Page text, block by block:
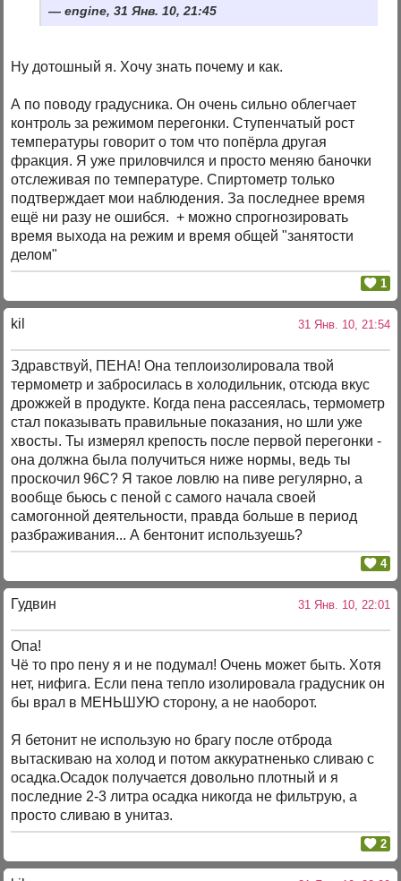
engine, 31 Янв. 10, 21:45
Ну дотошный я. Хочу знать почему и как.
А по поводу градусника. Он очень сильно облегчает
контроль за режимом перегонки. Ступенчатый рост
температуры говорит о том что попёрла другая
фракция. Я уже приловчился и просто меняю баночки
отслеживая по температуре. Спиртометр только
подтверждает мои наблюдения. За последнее время
ещё ни разу не ошибся. + можно спрогнозировать
время выхода на режим и время общей "занятости
делом"
1
kil 31 Янв. 10, 21:54
Здравствуй, ПЕНА! Она теплоизолировала твой
термометр и забросилась в холодильник, отсюда вкус
дрожжей в продукте. Когда пена рассеялась, термометр
стал показывать правильные показания, но шли уже
хвосты. Ты измерял крепость после первой перегонки -
она должна была получиться ниже нормы, ведь ты
проскочил 96С? Я такое ловлю на пиве регулярно, а
вообще бьюсь с пеной с самого начала своей
самогонной деятельности, правда больше в период
разбраживания... А бентонит используешь?
4
Гудвин 31 Янв. 10, 22:01
Опа!
Чё то про пену я и не подумал! Очень может быть. Хотя
нет, нифига. Если пена тепло изолировала градусник он
бы врал в МЕНЬШУЮ сторону, а не наоборот.
Я бетонит не использую но брагу после отброда
вытаскиваю на холод и потом аккуратненько сливаю с
осадка.Осадок получается довольно плотный и я
последние 2-3 литра осадка никогда не фильтрую, а
просто сливаю в унитаз.
2